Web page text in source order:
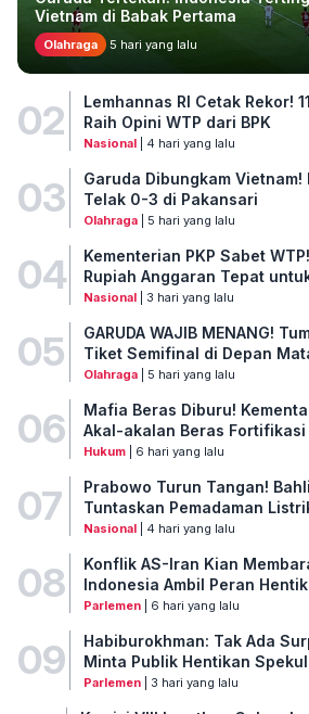
Vietnam di Babak Pertama
Olahraga 5 hari yang lalu
02
Lemhannas RI Cetak Rekor!
Raih Opini WTP dari BPK
Nasional| 4 hari yang lalu
03
Garuda Dibungkam
Telak 0-3 di Pakansari
Olahraga| 5 hari yang lalu
04
Kementerian PKP Sabet
Rupiah Anggaran Tepat
Nasional| 3 hari yang lalu
05
GARUDA WAJIB MENANG!
Tiket Semifinal di Depan
Olahraga| 5 hari yang lalu
06
Mafia Beras Diburu!
Akal-akalan Beras Fortifikasi
Hukum| 6 hari yang lalu
07
Prabowo Turun Tangan!
Tuntaskan Pemadaman
Nasional| 4 hari yang lalu
08
Konflik AS-Iran Kian
Indonesia Ambil Peran
Parlemen| 6 hari yang lalu
09
Habiburokhman: Tak Ada
Minta Publik Hentikan
Parlemen| 3 hari yang lalu